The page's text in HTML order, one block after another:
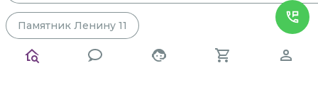
Памятник Ленину 11
Памятник Ивану Сусанину 12 Авторские 14